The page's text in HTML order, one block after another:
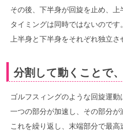
その後、下半身が回旋を止め、
タイミングは同時ではないのです。
上半身と下半身をそれぞれ独立
分割して動くことで
ゴルフスィングのような回旋運
一つの部分が加速し、その部分
これを繰り返し、末端部分で最高